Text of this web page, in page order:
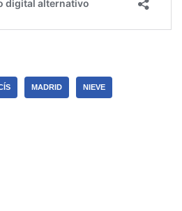
MADRID NIEVE